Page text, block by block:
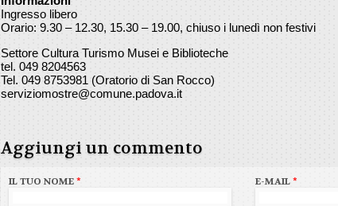
Ingresso libero
Orario: 9.30 – 12.30, 15.30 – 19.00, chiuso i lunedì non festivi
Settore Cultura Turismo Musei e Biblioteche
tel. 049 8204563
Tel. 049 8753981 (Oratorio di San Rocco)
serviziomostre@comune.padova.it
Aggiungi un commento
IL TUO NOME* E-MAIL*